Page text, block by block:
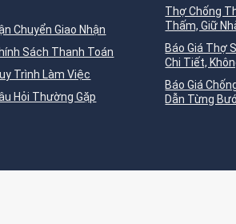
Chuyển Giao Nhận
Sách Thanh Toán
Trình Làm Việc
Hỏi Thường Gặp
Thợ Chống
Thấm, Giữ
Báo Giá Thợ
Chi Tiết,
Báo Giá
Dẫn Từng